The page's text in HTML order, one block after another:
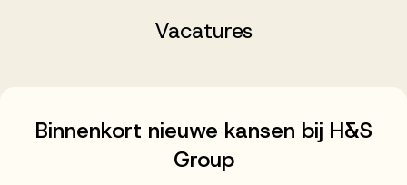
SuccessenVacatures
Binnenkort nieuwe kansen bij H&S
Group